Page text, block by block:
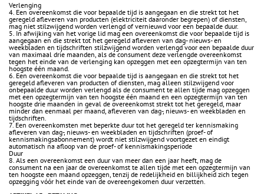
Verlenging
4. Een overeenkomst die voor bepaalde tijd is aangegaan en die strekt tot het
geregeld afleveren van producten (elektriciteit daaronder begrepen) of diensten,
mag niet stilzwijgend worden verlengd of vernieuwd voor een bepaalde duur.
5. In afwijking van het vorige lid mag een overeenkomst die voor bepaalde tijd is
aangegaan en die strekt tot het geregeld afleveren van dag- nieuws- en
weekbladen en tijdschriften stilzwijgend worden verlengd voor een bepaalde duur
van maximaal drie maanden, als de consument deze verlengde overeenkomst
tegen het einde van de verlenging kan opzeggen met een opzegtermijn van ten
hoogste één maand.
6. Een overeenkomst die voor bepaalde tijd is aangegaan en die strekt tot het
geregeld afleveren van producten of diensten, mag alleen stilzwijgend voor
onbepaalde duur worden verlengd als de consument te allen tijde mag opzeggen
met een opzegtermijn van ten hoogste één maand en een opzegtermijn van ten
hoogste drie maanden in geval de overeenkomst strekt tot het geregeld, maar
minder dan eenmaal per maand, afleveren van dag-, nieuws- en weekbladen en
tijdschriften.
7. Een overeenkomsten met beperkte duur tot het geregeld ter kennismaking
afleveren van dag-, nieuws- en weekbladen en tijdschriften (proef- of
kennismakingsabonnement) wordt niet stilzwijgend voortgezet en eindigt
automatisch na afloop van de proef- of kennismakingsperiode
Duur
8. Als een overeenkomst een duur van meer dan een jaar heeft, mag de
consument na een jaar de overeenkomst te allen tijde met een opzegtermijn van
ten hoogste een maand opzeggen, tenzij de redelijkheid en billijkheid zich tegen
opzegging vóór het einde van de overeengekomen duur verzetten.